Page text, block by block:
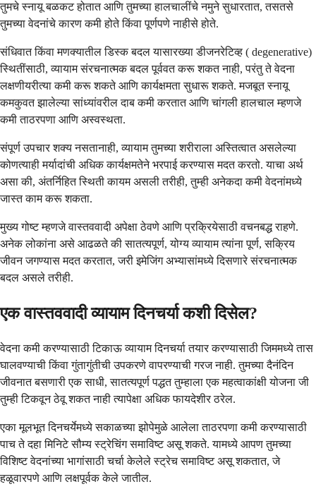
तुमचे स्नायू बळकट होतात आणि तुमच्या हालचालींचे नमुने सुधारतात, तसतसे
तुमच्या वेदनांचे कारण कमी होते किंवा पूर्णपणे नाहीसे होते.
संधिवात किंवा मणक्यातील डिस्क बदल यासारख्या डीजनरेटिव्ह ( degenerative)
स्थितींसाठी, व्यायाम संरचनात्मक बदल पूर्ववत करू शकत नाही, परंतु ते वेदना
लक्षणीयरीत्या कमी करू शकते आणि कार्यक्षमता सुधारू शकते. मजबूत स्नायू
कमकुवत झालेल्या सांध्यांवरील दाब कमी करतात आणि चांगली हालचाल म्हणजे
कमी ताठरपणा आणि अस्वस्थता.
संपूर्ण उपचार शक्य नसतानाही, व्यायाम तुमच्या शरीराला अस्तित्वात असलेल्या
कोणत्याही मर्यादांची अधिक कार्यक्षमतेने भरपाई करण्यास मदत करतो. याचा अर्थ
असा की, अंतर्निहित स्थिती कायम असली तरीही, तुम्ही अनेकदा कमी वेदनांमध्ये
जास्त काम करू शकता.
मुख्य गोष्ट म्हणजे वास्तववादी अपेक्षा ठेवणे आणि प्रक्रियेसाठी वचनबद्ध राहणे.
अनेक लोकांना असे आढळते की सातत्यपूर्ण, योग्य व्यायाम त्यांना पूर्ण, सक्रिय
जीवन जगण्यास मदत करतात, जरी इमेजिंग अभ्यासांमध्ये दिसणारे संरचनात्मक
बदल असले तरीही.
एक वास्तववादी व्यायाम दिनचर्या कशी दिसेल?
वेदना कमी करण्यासाठी टिकाऊ व्यायाम दिनचर्या तयार करण्यासाठी जिममध्ये तास
घालवण्याची किंवा गुंतागुंतीची उपकरणे वापरण्याची गरज नाही. तुमच्या दैनंदिन
जीवनात बसणारी एक साधी, सातत्यपूर्ण पद्धत तुम्हाला एक महत्वाकांक्षी योजना जी
तुम्ही टिकवून ठेवू शकत नाही त्यापेक्षा अधिक फायदेशीर ठरेल.
एका मूलभूत दिनचर्येमध्ये सकाळच्या झोपेमुळे आलेला ताठरपणा कमी करण्यासाठी
पाच ते दहा मिनिटे सौम्य स्ट्रेचिंग समाविष्ट असू शकते. यामध्ये आपण तुमच्या
विशिष्ट वेदनांच्या भागांसाठी चर्चा केलेले स्ट्रेच समाविष्ट असू शकतात, जे
हळूवारपणे आणि लक्षपूर्वक केले जातील.